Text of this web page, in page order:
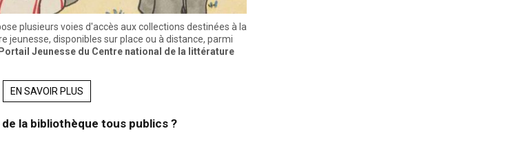
plusieurs voies d'accès aux collections destinées à la
jeunesse, disponibles sur place ou à distance, parmi
Portail Jeunesse du Centre national de la littérature
EN SAVOIR PLUS
la bibliothèque tous publics ?